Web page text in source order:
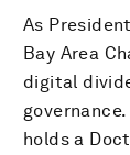
As
Bay Area
digital
holds a